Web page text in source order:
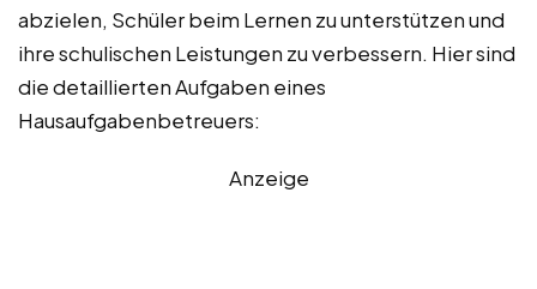
abzielen, Schüler beim Lernen zu unterstützen und
ihre schulischen Leistungen zu verbessern. Hier sind
die detaillierten Aufgaben eines
Hausaufgabenbetreuers:
Anzeige